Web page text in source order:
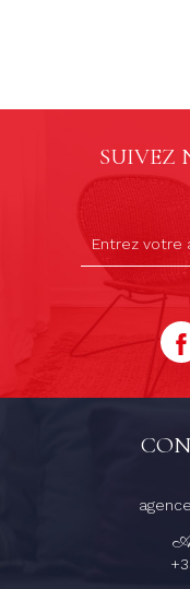
SUIVEZ